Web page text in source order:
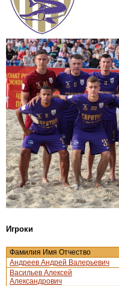
Игроки
Фамилия Имя Отчество
Андреев Андрей Валерьевич
Васильев Алексей
Александрович